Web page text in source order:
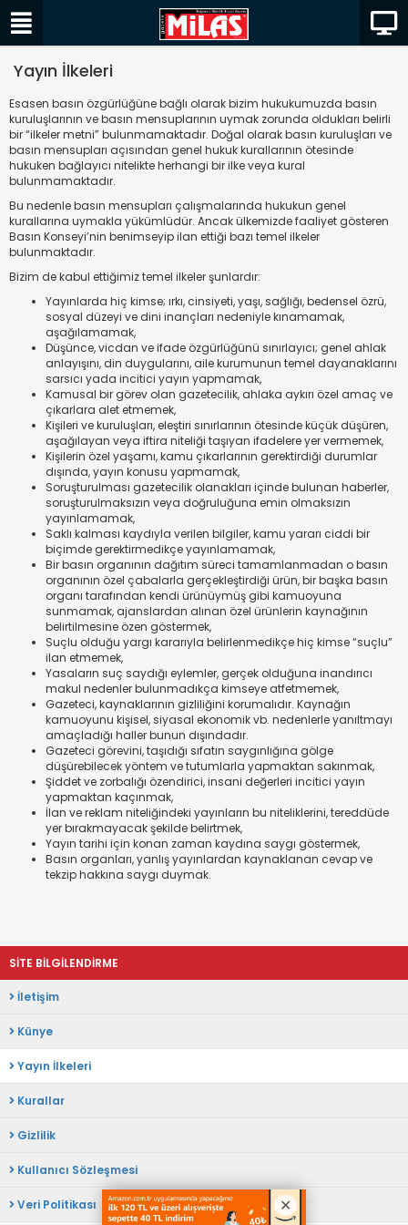
Yayın İlkeleri
Esasen basın özgürlüğüne bağlı olarak bizim hukukumuzda basın
kuruluşlarının ve basın mensuplarının uymak zorunda oldukları belirli
bir “ilkeler metni” bulunmamaktadır. Doğal olarak basın kuruluşları ve
basın mensupları açısından genel hukuk kurallarının ötesinde
hukuken bağlayıcı nitelikte herhangi bir ilke veya kural
bulunmamaktadır.
Bu nedenle basın mensupları çalışmalarında hukukun genel
kurallarına uymakla yükümlüdür. Ancak ülkemizde faaliyet gösteren
Basın Konseyi’nin benimseyip ilan ettiği bazı temel ilkeler
bulunmaktadır.
Bizim de kabul ettiğimiz temel ilkeler şunlardır:
Yayınlarda hiç kimse; ırkı, cinsiyeti, yaşı, sağlığı, bedensel özrü,
sosyal düzeyi ve dini inançları nedeniyle kınamamak,
aşağılamamak,
Düşünce, vicdan ve ifade özgürlüğünü sınırlayıcı; genel ahlak
anlayışını, din duygularını, aile kurumunun temel dayanaklarını
sarsıcı yada incitici yayın yapmamak,
Kamusal bir görev olan gazetecilik, ahlaka aykırı özel amaç ve
çıkarlara alet etmemek,
Kişileri ve kuruluşları, eleştiri sınırlarının ötesinde küçük düşüren,
aşağılayan veya iftira niteliği taşıyan ifadelere yer vermemek,
Kişilerin özel yaşamı, kamu çıkarlarının gerektirdiği durumlar
dışında, yayın konusu yapmamak,
Soruşturulması gazetecilik olanakları içinde bulunan haberler,
soruşturulmaksızın veya doğruluğuna emin olmaksızın
yayınlamamak,
Saklı kalması kaydıyla verilen bilgiler, kamu yararı ciddi bir
biçimde gerektirmedikçe yayınlamamak,
Bir basın organının dağıtım süreci tamamlanmadan o basın
organının özel çabalarla gerçekleştirdiği ürün, bir başka basın
organı tarafından kendi ürünüymüş gibi kamuoyuna
sunmamak, ajanslardan alınan özel ürünlerin kaynağının
belirtilmesine özen göstermek,
Suçlu olduğu yargı kararıyla belirlenmedikçe hiç kimse “suçlu”
ilan etmemek,
Yasaların suç saydığı eylemler, gerçek olduğuna inandırıcı
makul nedenler bulunmadıkça kimseye atfetmemek,
Gazeteci, kaynaklarının gizliliğini korumalıdır. Kaynağın
kamuoyunu kişisel, siyasal ekonomik vb. nedenlerle yanıltmayı
amaçladığı haller bunun dışındadır.
Gazeteci görevini, taşıdığı sıfatın saygınlığına gölge
düşürebilecek yöntem ve tutumlarla yapmaktan sakınmak,
Şiddet ve zorbalığı özendirici, insani değerleri incitici yayın
yapmaktan kaçınmak,
İlan ve reklam niteliğindeki yayınların bu niteliklerini, tereddüde
yer bırakmayacak şekilde belirtmek,
Yayın tarihi için konan zaman kaydına saygı göstermek,
Basın organları, yanlış yayınlardan kaynaklanan cevap ve
tekzip hakkına saygı duymak.
SİTE BİLGİLENDİRME
İletişim
Künye
Yayın İlkeleri
Kurallar
Gizlilik
Kullanıcı Sözleşmesi
Veri Politikası